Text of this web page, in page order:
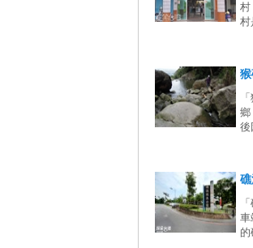
村
村
鄉
後
車
的